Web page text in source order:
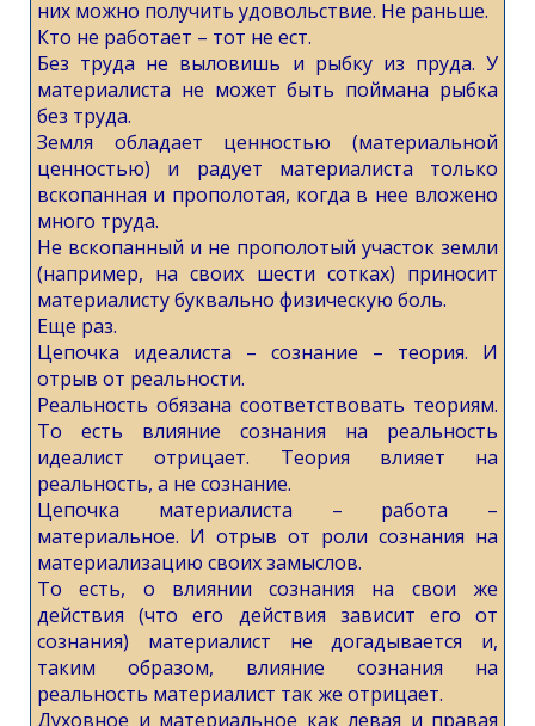
них можно получить удовольствие. Не раньше.
Кто не работает – тот не ест.
Без труда не выловишь и рыбку из пруда. У
материалиста не может быть поймана рыбка
без труда.
Земля обладает ценностью (материальной
ценностью) и радует материалиста только
вскопанная и прополотая, когда в нее вложено
много труда.
Не вскопанный и не прополотый участок земли
(например, на своих шести сотках) приносит
материалисту буквально физическую боль.
Еще раз.
Цепочка идеалиста – сознание – теория. И
отрыв от реальности.
Реальность обязана соответствовать теориям.
То есть влияние сознания на реальность
идеалист отрицает. Теория влияет на
реальность, а не сознание.
Цепочка материалиста – работа –
материальное. И отрыв от роли сознания на
материализацию своих замыслов.
То есть, о влиянии сознания на свои же
действия (что его действия зависит его от
сознания) материалист не догадывается и,
таким образом, влияние сознания на
реальность материалист так же отрицает.
Духовное и материальное как левая и правая